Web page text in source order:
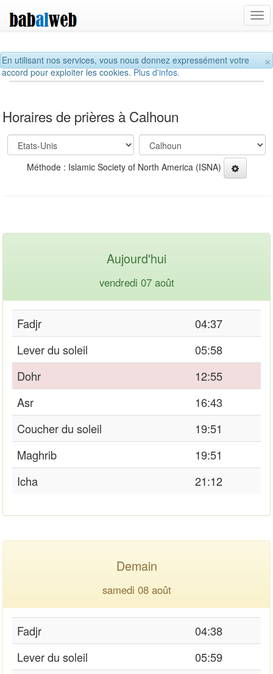
×
En utilisant nos services, vous nous donnez expressément votre
accord pour exploiter les cookies.Plus d'infos.
Horaires de prières à Calhoun
Méthode : Islamic Society of North America (ISNA)
Aujourd'hui
vendredi 07 août
Fadjr
04:37
Lever du soleil
05:58
Dohr
12:55
Asr
16:43
Coucher du soleil
19:51
Maghrib
19:51
Icha
21:12
Demain
samedi 08 août
Fadjr
04:38
Lever du soleil
05:59